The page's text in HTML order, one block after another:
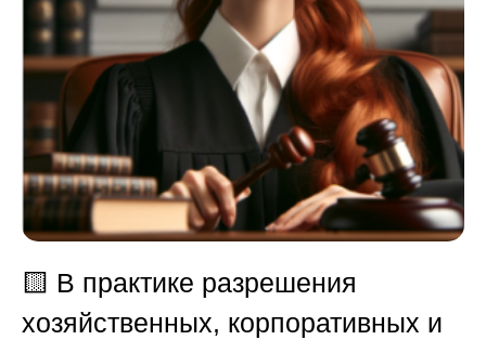
🟨 В практике разрешения
хозяйственных, корпоративных и